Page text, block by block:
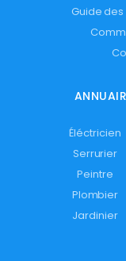
Guide
Éléctricien
Serrurier
Peintre
Plombier
Jardinier